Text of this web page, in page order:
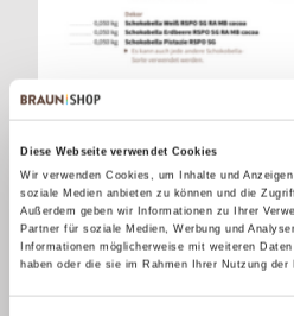
Diese Webseite verwendet Cookies
Wir verwenden Cookies, um Inhalte und
soziale Medien anbieten zu können und die
Außerdem geben wir Informationen zu Ihrer
Partner für soziale Medien, Werbung und
Informationen möglicherweise mit weiteren
haben oder die sie im Rahmen Ihrer Nutzung der